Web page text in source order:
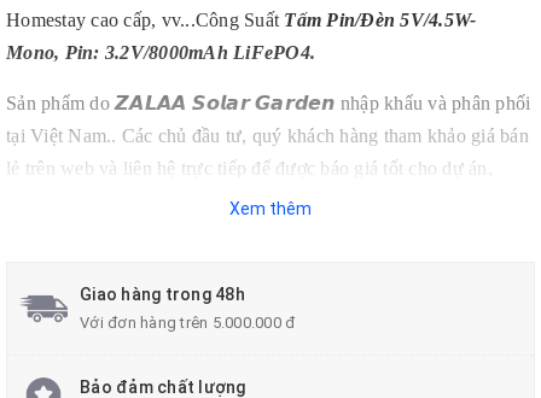
Homestay cao cấp, vv...Công Suất Tấm Pin/Đèn 5V/4.5W-
Mono, Pin: 3.2V/8000mAh LiFePO4.
Sản phẩm do 𝙕𝘼𝙇𝘼𝘼 𝙎𝙤𝙡𝙖𝙧 𝙂𝙖𝙧𝙙𝙚𝙣 nhập khẩu và phân phối
tại Việt Nam.. Các chủ đầu tư, quý khách hàng tham khảo giá bán
lẻ trên web và liên hệ trực tiếp để được báo giá tốt cho dự án,
Xem thêm
Giao hàng trong 48h
Với đơn hàng trên 5.000.000 đ
Bảo đảm chất lượng